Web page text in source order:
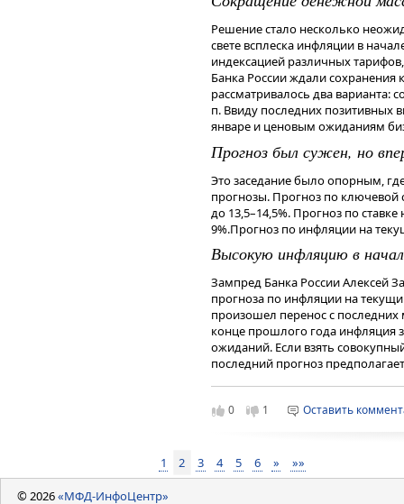
Дивиденды и наше мнение
Менеджмент компании
директоров рекомендацию по
110 рублей на акцию, что на
рублей по итогам первого
За 2025 год Яндекс заработал
акцию, что соответствует 4,3%
В случае одобрения
дивиденды за 2025 год в размере
текущей доходности 2,3%. С
первое полугодие общая сумма
190 рублей на акцию
Финансовые результаты
ожиданий аналитиков сервиса
позитивно оценивают
Чтобы инвестировать в акции
сервисеГазпромбанк Инвестиции
Читайте последние новости и
—Газпромбанк Инвестиции
Дисклеймер
Данный справочный и
исключительно в
финансовых инструментов,
получения дохода от
инструменты. Не является
Решение стало несколько
свете всплеска инфляции в
индексацией различных
Банка России ждали сохранения
рассматривалось два варианта:
п. Ввиду последних
январе и ценовым ожиданиям
Прогноз был сужен, но
Это заседание было опорным,
прогнозы. Прогноз по ключевой
до 13,5–14,5%. Прогноз по
9%.Прогноз по инфляции на
Высокую инфляцию в
Зампред Банка России Алексей
прогноза по инфляции на
произошел перенос с последних
конце прошлого года инфляция
ожиданий. Если взять
последний прогноз
Позитивный сигнал рынку
быть разными — что
0 1 Оставить
1 2 3 4 5 6 » »»
© 2026«МФД-ИнфоЦентр»